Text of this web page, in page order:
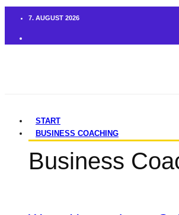
7. AUGUST 2026
START
BUSINESS COACHING
Business